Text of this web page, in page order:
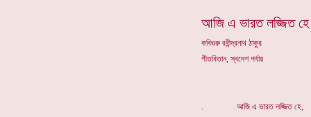
আজি এ ভারত লজ্জিত হে
কবিগুরু রবীন্দ্রনাথ ঠাকুর
গীতবিতান, স্বদেশ পর্যায়
. আজি এ ভারত লজ্জিত হে,